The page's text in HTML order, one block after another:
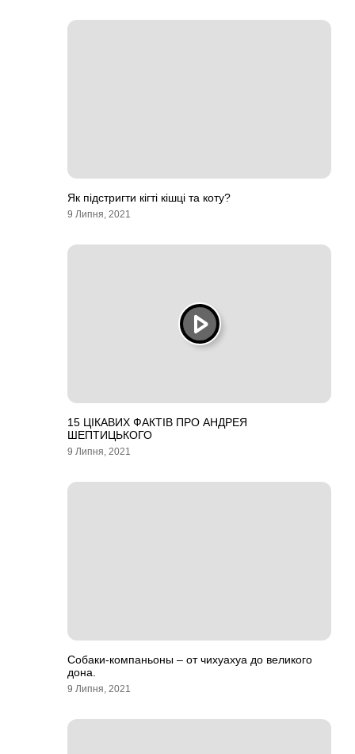
Як підстригти кігті кішці та коту?
9 Липня, 2021
15 ЦІКАВИХ ФАКТІВ ПРО АНДРЕЯ
ШЕПТИЦЬКОГО
9 Липня, 2021
Собаки-компаньоны – от чихуахуа до великого
дона.
9 Липня, 2021